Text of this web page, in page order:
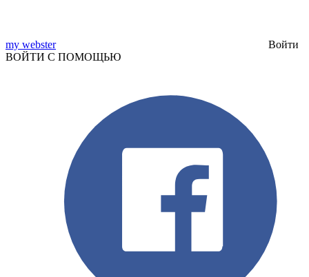
my webster
Войти
ВОЙТИ С ПОМОЩЬЮ